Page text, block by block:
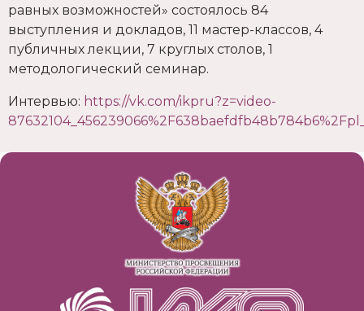
равных возможностей» состоялось 84
выступления и докладов, 11 мастер-классов, 4
публичных лекции, 7 круглых столов, 1
методологический семинар.
Интервью: https://vk.com/ikpru?z=video-